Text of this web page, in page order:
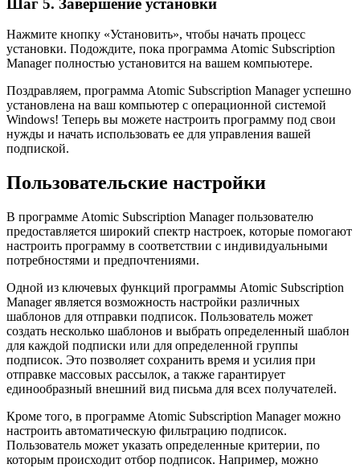
Шаг 5. Завершение установки
Нажмите кнопку «Установить», чтобы начать процесс
установки. Подождите, пока программа Atomic Subscription
Manager полностью установится на вашем компьютере.
Поздравляем, программа Atomic Subscription Manager успешно
установлена на ваш компьютер с операционной системой
Windows! Теперь вы можете настроить программу под свои
нужды и начать использовать ее для управления вашей
подпиской.
Пользовательские настройки
В программе Atomic Subscription Manager пользователю
предоставляется широкий спектр настроек, которые помогают
настроить программу в соответствии с индивидуальными
потребностями и предпочтениями.
Одной из ключевых функций программы Atomic Subscription
Manager является возможность настройки различных
шаблонов для отправки подписок. Пользователь может
создать несколько шаблонов и выбрать определенный шаблон
для каждой подписки или для определенной группы
подписок. Это позволяет сохранить время и усилия при
отправке массовых рассылок, а также гарантирует
единообразный внешний вид письма для всех получателей.
Кроме того, в программе Atomic Subscription Manager можно
настроить автоматическую фильтрацию подписок.
Пользователь может указать определенные критерии, по
которым происходит отбор подписок. Например, можно